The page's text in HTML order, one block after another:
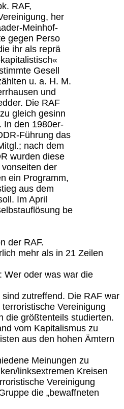
RAF,
her
Meinhof-
gegen Perso
ihr als reprä
Gesell
u. a. H. M.
und
Die RAF
gleich gesinn
In den 1980er-
Führung das
nach dem
wurden diese
der
ein Programm,
aus dem
Im April
be
der RAF.
mehr als in 21 Zeilen
Wer oder was war die
zutreffend. Die RAF war
Vereinigung
die größtenteils studierten.
vom Kapitalismus zu
aus den hohen Ämtern
Meinungen zu
linksextremen Kreisen
Vereinigung
die „bewaffneten